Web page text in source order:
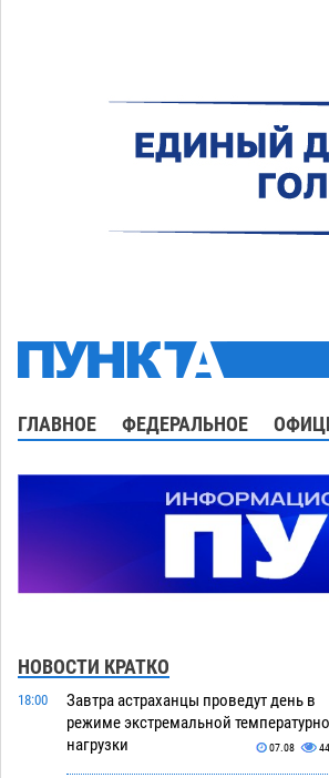
ГЛАВНОЕ ФЕДЕРАЛЬНОЕ
НОВОСТИ КРАТКО
18:00
Завтра астраханцы проведут день в
режиме экстремальной
нагрузки
07.08